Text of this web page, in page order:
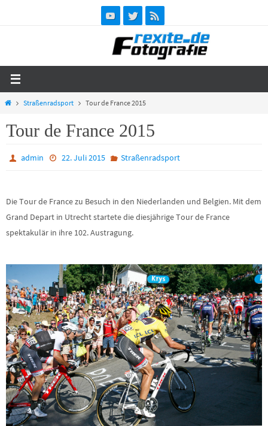
StartStraßenradsport Tour de France 2015
Tour de France 2015
admin 22. Juli 2015 Straßenradsport
Die Tour de France zu Besuch in den Niederlanden und Belgien. Mit dem
Grand Depart in Utrecht startete die diesjährige Tour de France
spektakulär in ihre 102. Austragung.